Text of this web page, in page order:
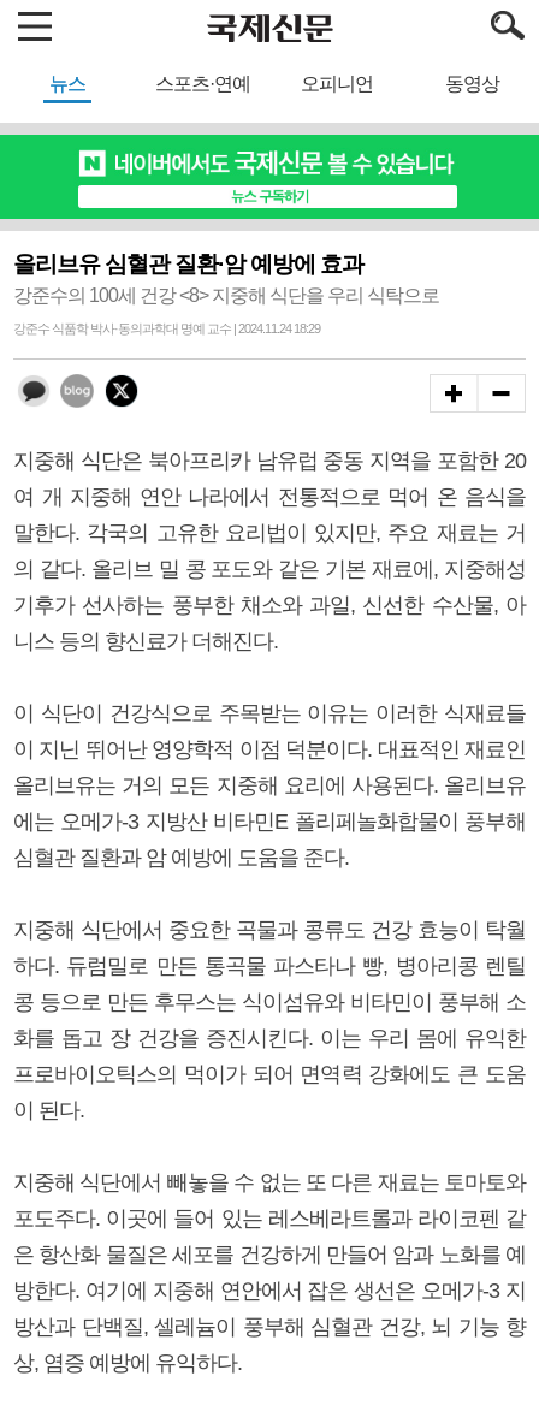
뉴스 스포츠·연예 오피니언 동영상
올리브유 심혈관 질환·암 예방에 효과
강준수의 100세 건강 <8> 지중해 식단을 우리 식탁으로
강준수 식품학 박사·동의과학대 명예 교수 | 2024.11.24 18:29
지중해 식단은 북아프리카 남유럽 중동 지역을 포함한 20
여 개 지중해 연안 나라에서 전통적으로 먹어 온 음식을
말한다. 각국의 고유한 요리법이 있지만, 주요 재료는 거
의 같다. 올리브 밀 콩 포도와 같은 기본 재료에, 지중해성
기후가 선사하는 풍부한 채소와 과일, 신선한 수산물, 아
니스 등의 향신료가 더해진다.
이 식단이 건강식으로 주목받는 이유는 이러한 식재료들
이 지닌 뛰어난 영양학적 이점 덕분이다. 대표적인 재료인
올리브유는 거의 모든 지중해 요리에 사용된다. 올리브유
에는 오메가-3 지방산 비타민E 폴리페놀화합물이 풍부해
심혈관 질환과 암 예방에 도움을 준다.
지중해 식단에서 중요한 곡물과 콩류도 건강 효능이 탁월
하다. 듀럼밀로 만든 통곡물 파스타나 빵, 병아리콩 렌틸
콩 등으로 만든 후무스는 식이섬유와 비타민이 풍부해 소
화를 돕고 장 건강을 증진시킨다. 이는 우리 몸에 유익한
프로바이오틱스의 먹이가 되어 면역력 강화에도 큰 도움
이 된다.
지중해 식단에서 빼놓을 수 없는 또 다른 재료는 토마토와
포도주다. 이곳에 들어 있는 레스베라트롤과 라이코펜 같
은 항산화 물질은 세포를 건강하게 만들어 암과 노화를 예
방한다. 여기에 지중해 연안에서 잡은 생선은 오메가-3 지
방산과 단백질, 셀레늄이 풍부해 심혈관 건강, 뇌 기능 향
상, 염증 예방에 유익하다.